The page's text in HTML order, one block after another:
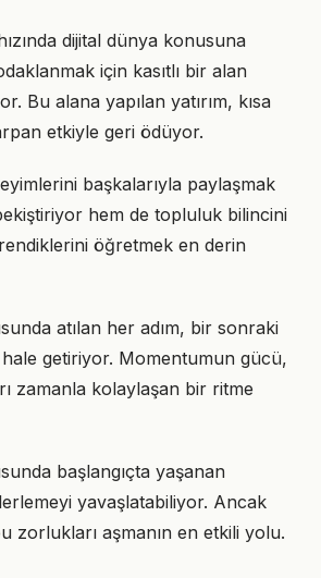
dijital dünya konusuna
için kasıtlı bir alan
Bu alana yapılan yatırım, kısa
etkiyle geri ödüyor.
başkalarıyla paylaşmak
hem de topluluk bilincini
öğretmek en derin
atılan her adım, bir sonraki
hale getiriyor. Momentumun gücü,
zamanla kolaylaşan bir ritme
başlangıçta yaşanan
yavaşlatabiliyor. Ancak
zorlukları aşmanın en etkili yolu.